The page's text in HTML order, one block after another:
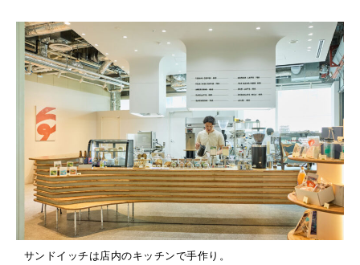
サンドイッチは店内のキッチンで手作り。